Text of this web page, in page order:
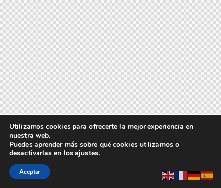
Utilizamos cookies para ofrecerte la mejor experiencia en
nuestra web.
Puedes aprender más sobre qué cookies utilizamos o
desactivarlas en losajustes.
Aceptar